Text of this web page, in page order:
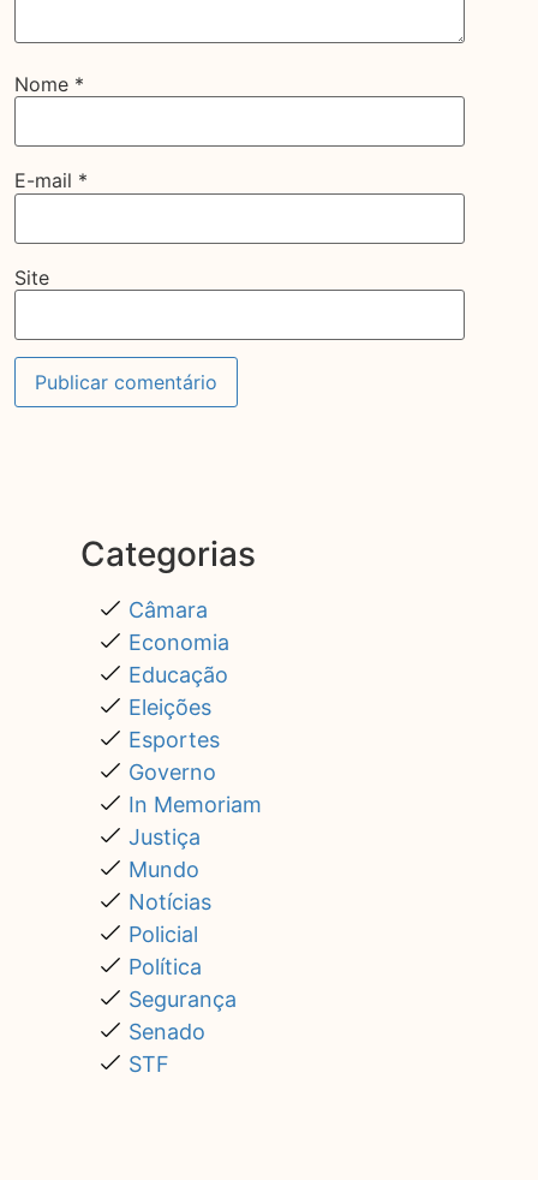
Nome *
E-mail *
Site
Categorias
Câmara
Economia
Educação
Eleições
Esportes
Governo
In Memoriam
Justiça
Mundo
Notícias
Policial
Política
Segurança
Senado
STF